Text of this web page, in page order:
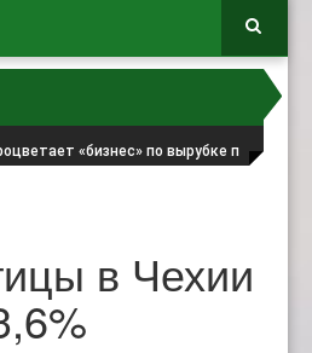
«бизнес» по вырубке п
в Чехии